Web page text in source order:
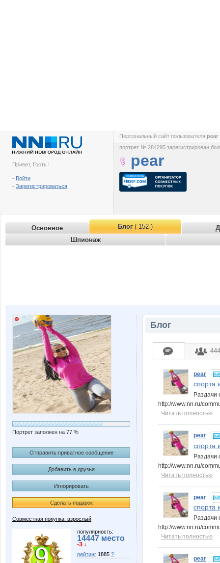
Привет, Гость !
- Войти
- Зарегистрироваться
Персональный сайт пользователя pear
портрет № 284295 зарегистрирован
pear
Основное Блог( 152 )
Шпионаж
Портрет заполнен на 77 %
Отправить приватное сообщение
Добавить в друзья
Игнорировать
Сделать подарок
Совместная покупка: взрослый
популярность:
14447 место
-3 ↓
рейтинг 1885 ?
Блог
444
pear
спорта
Раздачи
http://www.nn.ru/
Читать полностью
pear
спорта
Раздачи
http://www.nn.ru/
Читать полностью
pear
спорта
Раздачи
http://www.nn.ru/
Читать полностью
pear